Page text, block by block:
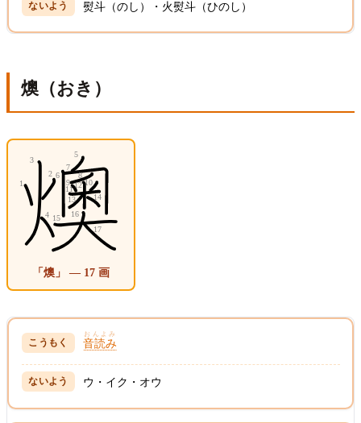
熨斗（のし）・火熨斗（ひのし）
燠（おき）
「燠」 — 17 画
音読み
おんよみ
ウ・イク・オウ